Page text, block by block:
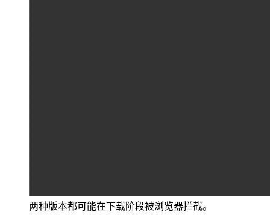
两种版本都可能在下载阶段被浏览器拦截。